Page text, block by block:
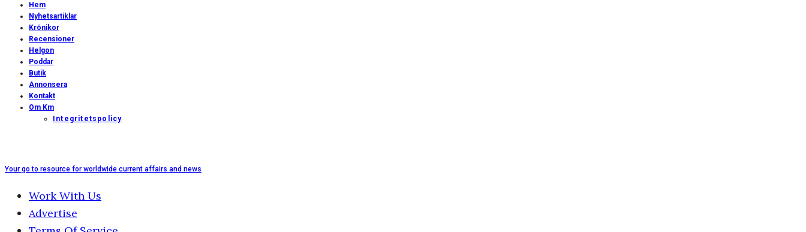
Hem
Nyhetsartiklar
Krönikor
Recensioner
Helgon
Poddar
Butik
Annonsera
Kontakt
Om Km
Integritetspolicy
Your go to resource for worldwide current affairs and news
Work With Us
Advertise